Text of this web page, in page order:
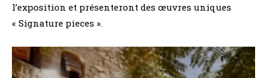
l’exposition et présenteront des œuvres uniques
« Signature pieces ».